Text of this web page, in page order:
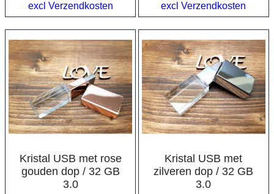
excl Verzendkosten
excl Verzendkosten
Kristal USB met rose
gouden dop / 32 GB
3.0
Kristal USB met
zilveren dop / 32 GB
3.0